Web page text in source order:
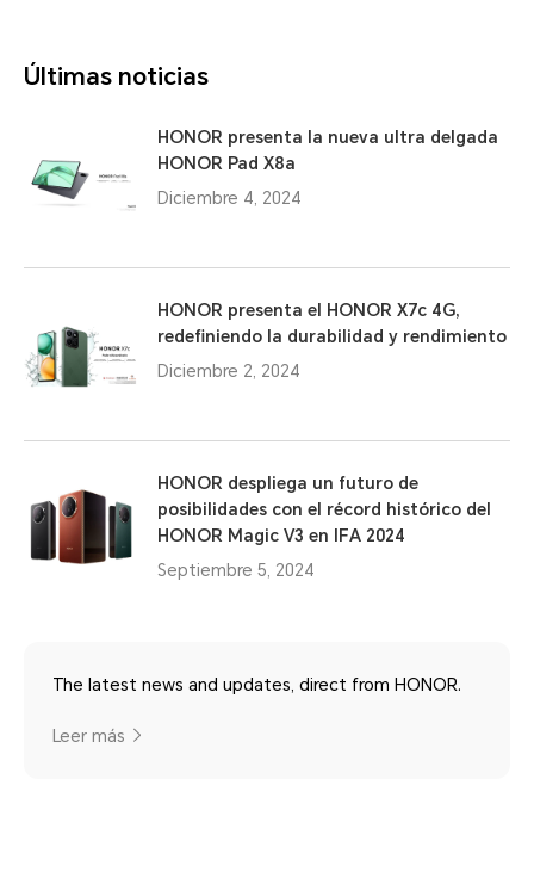
Últimas noticias
HONOR presenta la nueva ultra delgada
HONOR Pad X8a
Diciembre 4, 2024
HONOR presenta el HONOR X7c 4G,
redefiniendo la durabilidad y rendimiento
Diciembre 2, 2024
HONOR despliega un futuro de
posibilidades con el récord histórico del
HONOR Magic V3 en IFA 2024
Septiembre 5, 2024
The latest news and updates, direct from HONOR.
Leer más